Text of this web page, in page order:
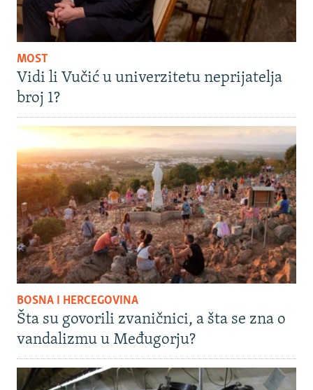
MOST
Vidi li Vučić u univerzitetu neprijatelja
broj 1?
BOSNA I HERCEGOVINA
Šta su govorili zvaničnici, a šta se zna o
vandalizmu u Međugorju?